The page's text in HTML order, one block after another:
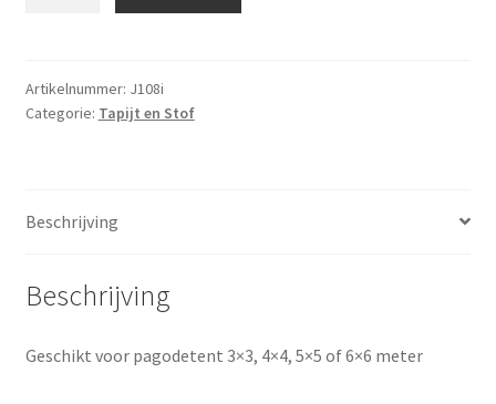
in
pagodetent
zodat
niet
meer
Artikelnummer: J108i
Categorie: Tapijt en Stof
Beschrijving
Beschrijving
Geschikt voor pagodetent 3×3, 4×4, 5×5 of 6×6 meter